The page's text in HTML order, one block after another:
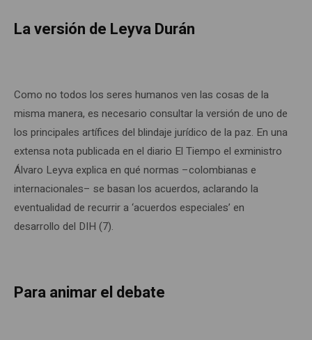
La versión de Leyva Durán
Como no todos los seres humanos ven las cosas de la
misma manera, es necesario consultar la versión de uno de
los principales artífices del blindaje jurídico de la paz. En una
extensa nota publicada en el diario El Tiempo el exministro
Álvaro Leyva explica en qué normas –colombianas e
internacionales– se basan los acuerdos, aclarando la
eventualidad de recurrir a ‘acuerdos especiales’ en
desarrollo del DIH (7).
Para animar el debate